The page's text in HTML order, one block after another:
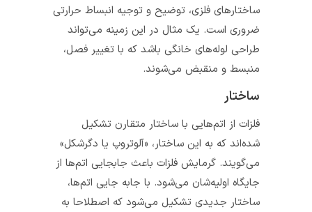
ساختارهای فلزی، توضیح و توجیه انبساط حرارتی
ضروری است. یک مثال در این زمینه می‌تواند
طراحی لوله‌های خانگی باشد که با تغییر فصل،
منبسط و منقبض می‌شوند.
فلزات از اتم‌هایی با ساختار متقارن تشکیل
شده‌اند که به این ساختار، «آلوتروپ یا دگرشکل»
می‌گویند. گرمایش فلزات باعث جابجایی ‌اتم‌ها از
جایگاه اولیه‌شان می‌شود. با جابه جایی اتم‌ها،
ساختار جدیدی تشکیل می‌شود که اصطلاحا به